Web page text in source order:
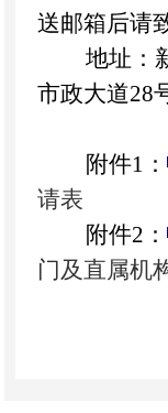
送邮箱后请
地址：
市政大道28
附件1：
请表
附件2：
门及直属机